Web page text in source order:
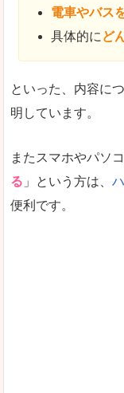
電車やバス
具体的にど
といった、内容に
明しています。
またスマホやパソ
る 」という方は、
便利です。